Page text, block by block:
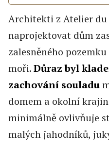
Architekti z Atelier
naprojektovat dům
zalesněného
moři.Důraz byl
zachování souladu
domem a okolní
minimálně ovlivňuje
malých jahodníků,